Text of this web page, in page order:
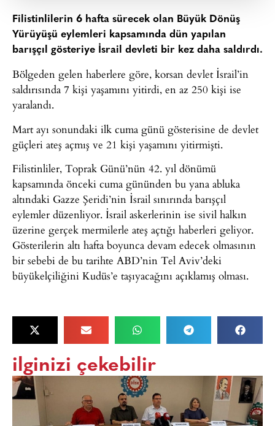
Filistinlilerin 6 hafta sürecek olan Büyük Dönüş
Yürüyüşü eylemleri kapsamında dün yapılan
barışçıl gösteriye İsrail devleti bir kez daha saldırdı.
Bölgeden gelen haberlere göre, korsan devlet İsrail’in
saldırısında 7 kişi yaşamını yitirdi, en az 250 kişi ise
yaralandı.
Mart ayı sonundaki ilk cuma günü gösterisine de devlet
güçleri ateş açmış ve 21 kişi yaşamını yitirmişti.
Filistinliler, Toprak Günü’nün 42. yıl dönümü
kapsamında önceki cuma gününden bu yana abluka
altındaki Gazze Şeridi’nin İsrail sınırında barışçıl
eylemler düzenliyor. İsrail askerlerinin ise sivil halkın
üzerine gerçek mermilerle ateş açtığı haberleri geliyor.
Gösterilerin altı hafta boyunca devam edecek olmasının
bir sebebi de bu tarihte ABD’nin Tel Aviv’deki
büyükelçiliğini Kudüs’e taşıyacağını açıklamış olması.
ilginizi çekebilir